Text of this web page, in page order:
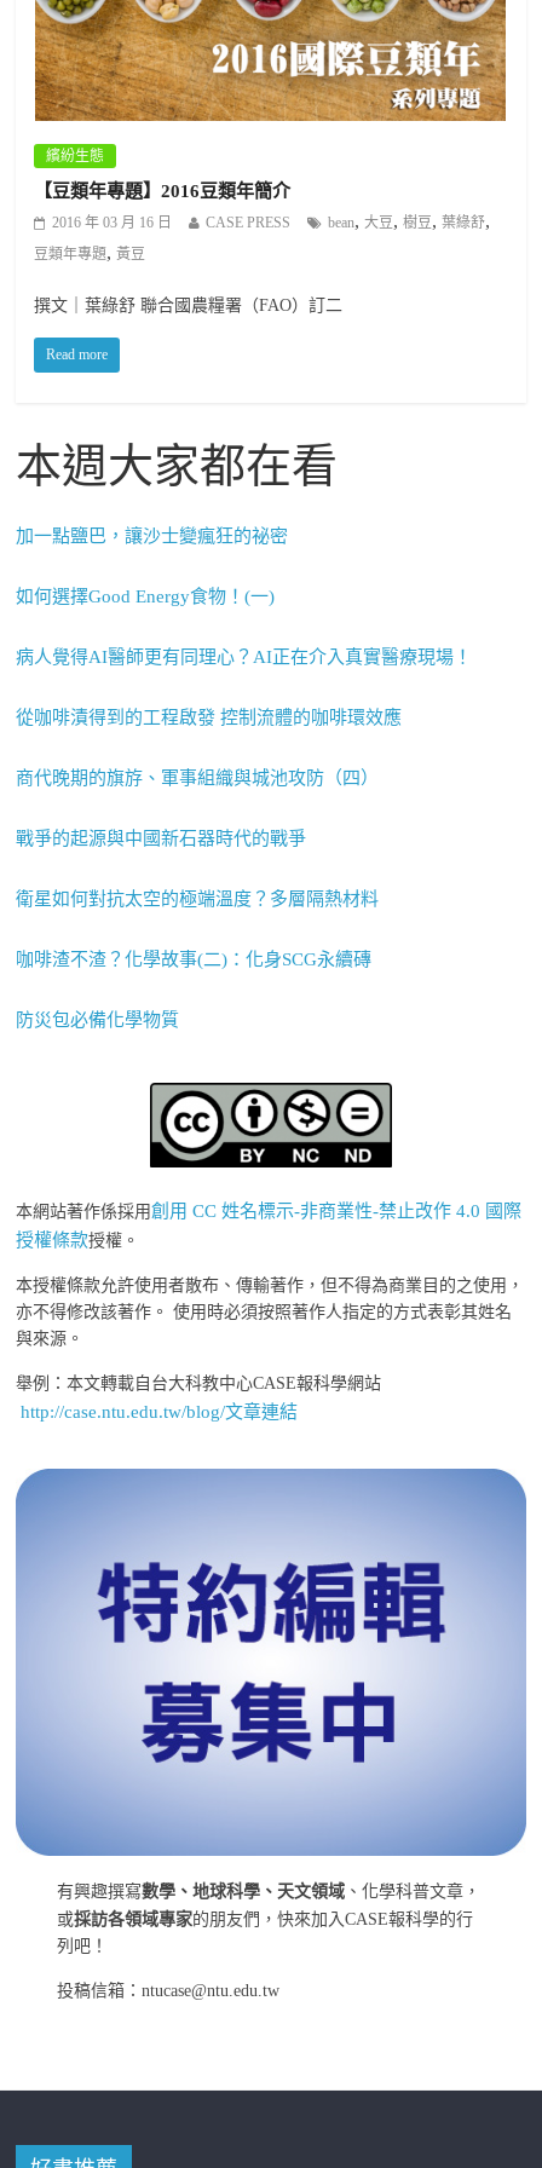
繽紛生態
【豆類年專題】2016豆類年簡介
2016 年 03 月 16 日 CASE PRESS bean,大豆,樹豆,葉綠舒,
豆類年專題,黃豆
撰文｜葉綠舒 聯合國農糧署（FAO）訂二
Read more
本週大家都在看
加一點鹽巴，讓沙士變瘋狂的祕密
如何選擇Good Energy食物！(一)
病人覺得AI醫師更有同理心？AI正在介入真實醫療現場！
從咖啡漬得到的工程啟發 控制流體的咖啡環效應
商代晚期的旗斿、軍事組織與城池攻防（四）
戰爭的起源與中國新石器時代的戰爭
衛星如何對抗太空的極端溫度？多層隔熱材料
咖啡渣不渣？化學故事(二)：化身SCG永續磚
防災包必備化學物質
本網站著作係採用創用 CC 姓名標示-非商業性-禁止改作 4.0 國際
授權條款授權。
本授權條款允許使用者散布、傳輸著作，但不得為商業目的之使用，
亦不得修改該著作。 使用時必須按照著作人指定的方式表彰其姓名
與來源。
舉例：本文轉載自台大科教中心CASE報科學網站
http://case.ntu.edu.tw/blog/文章連結
有興趣撰寫數學、地球科學、天文領域 、化學科普文章，
或採訪各領域專家的朋友們，快來加入CASE報科學的行
列吧！
投稿信箱：ntucase@ntu.edu.tw